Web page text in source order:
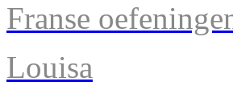
Franse
Louisa